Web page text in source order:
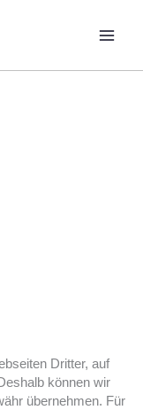
Dritter, auf
können wir
übernehmen. Für